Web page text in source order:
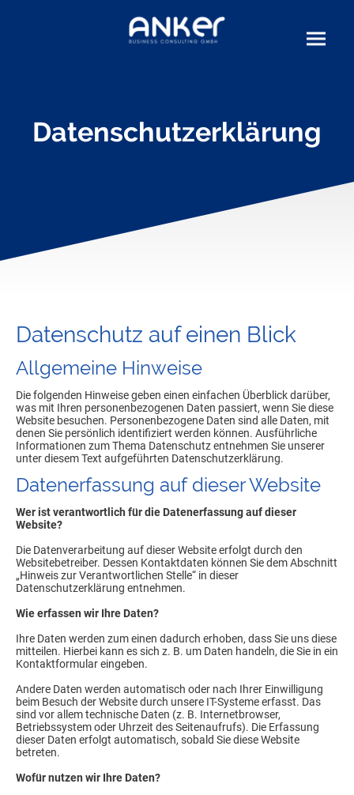
Datenschutzerklärung
Datenschutz auf einen Blick
Allgemeine Hinweise
Die folgenden Hinweise geben einen einfachen Überblick darüber,
was mit Ihren personenbezogenen Daten passiert, wenn Sie diese
Website besuchen. Personenbezogene Daten sind alle Daten, mit
denen Sie persönlich identifiziert werden können. Ausführliche
Informationen zum Thema Datenschutz entnehmen Sie unserer
unter diesem Text aufgeführten Datenschutzerklärung.
Datenerfassung auf dieser Website
Wer ist verantwortlich für die Datenerfassung auf dieser
Website?
Die Datenverarbeitung auf dieser Website erfolgt durch den
Websitebetreiber. Dessen Kontaktdaten können Sie dem Abschnitt
„Hinweis zur Verantwortlichen Stelle“ in dieser
Datenschutzerklärung entnehmen.
Wie erfassen wir Ihre Daten?
Ihre Daten werden zum einen dadurch erhoben, dass Sie uns diese
mitteilen. Hierbei kann es sich z. B. um Daten handeln, die Sie in ein
Kontaktformular eingeben.
Andere Daten werden automatisch oder nach Ihrer Einwilligung
beim Besuch der Website durch unsere IT-Systeme erfasst. Das
sind vor allem technische Daten (z. B. Internetbrowser,
Betriebssystem oder Uhrzeit des Seitenaufrufs). Die Erfassung
dieser Daten erfolgt automatisch, sobald Sie diese Website
betreten.
Wofür nutzen wir Ihre Daten?